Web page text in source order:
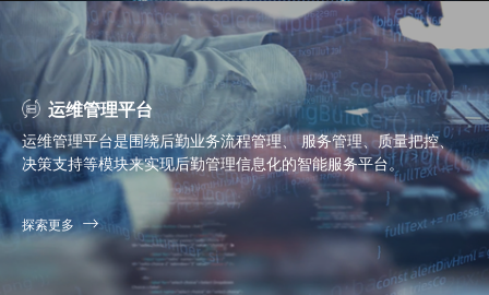
运维管理平台
运维管理平台是围绕后勤业务流程管理、 服务管理、质量把控、
决策支持等模块来实现后勤管理信息化的智能服务平台。
探索更多